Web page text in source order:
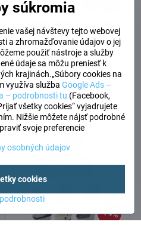
Urban Glide 3 Black 7 in 1
Black and Black
Skladom
1199 €
Do košíka
14%
Magnetická pracka
súkromia
vašej návštevy tejto webovej
a zhromažďovanie údajov o jej
použiť nástroje a služby
údaje sa môžu preniesť k
krajinách.„Súbory cookies na
využíva služba Google Ads –
– podrobnosti tu (Facebook,
všetky cookies“ vyjadrujete
Nižšie môžete nájsť podrobné
svoje preferencie
osobných údajov
cookies